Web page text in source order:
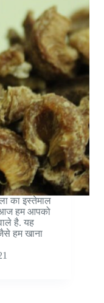
का इस्तेमाल
आज हम आपको
है. यह
हम खाना